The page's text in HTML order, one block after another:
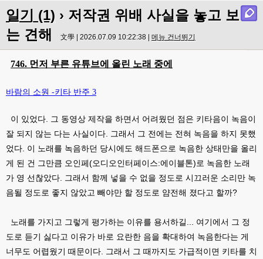
일기 (1) › 저작권 위배 사실을 놓고 보
는 견해
文學 | 2026.07.09 10:22:38 | 메뉴 건너뛰기
746. 먼저 부른 유튜브에 올린 노래 중에
바람의 소원 -키타 반주 3
이 있었다. 그 동영상 제작을 하면서 어려웠던 점은 키타음이 녹음이
잘 되지 않는 다는 사실이다. 그래서 그 전에는 전혀 녹음을 하지 못했
었다. 이 노래를 녹음하던 당시에도 해드폰으로 녹음한 상태만을 올리
게 된 건 그만큼 오인페(오디오인터페이스:에이블톤)로 녹음한 노래
가 영 선찮았다. 그래서 함께 넣을 수 없을 정도로 시끄러운 소리만 녹
음될 정도로 좋지 않았고 빼야만 할 정도로 얌전해 졌다고 할까?
노래를 가지고 그렇게 평가하는 이유를 용서하길... 여기에서 그 정
도로 듣기 싫다고 이유가 바로 요란한 음을 확대하여 녹음한다는 게
너무도 어렵웠기 때문이다. 그래서 그 때까지도 가급적이면 키타를 치